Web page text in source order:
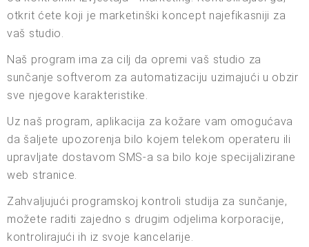
otkrit ćete koji je marketinški koncept najefikasniji za
vaš studio.
Naš program ima za cilj da opremi vaš studio za
sunčanje softverom za automatizaciju uzimajući u obzir
sve njegove karakteristike.
Uz naš program, aplikacija za kožare vam omogućava
da šaljete upozorenja bilo kojem telekom operateru ili
upravljate dostavom SMS-a sa bilo koje specijalizirane
web stranice.
Zahvaljujući programskoj kontroli studija za sunčanje,
možete raditi zajedno s drugim odjelima korporacije,
kontrolirajući ih iz svoje kancelarije.